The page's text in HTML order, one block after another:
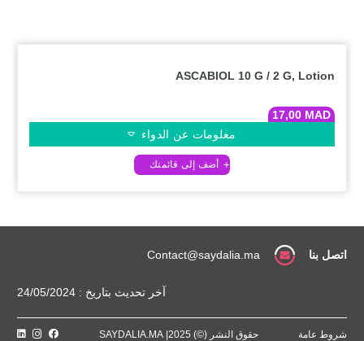
ASCABIOL 10 G / 2 G, Lotion
17,00 MAD
معلومات عن الدواء
اتصل بنا Contact@saydalia.ma
آخر تحديث بتاريخ : 24/05/2024
شروط عامة حقوق النشر (©) 2025| SAYDALIA.MA